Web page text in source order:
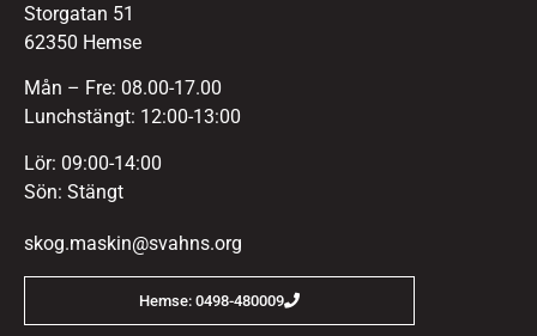
Storgatan 51
62350 Hemse
Mån – Fre: 08.00-17.00
Lunchstängt: 12:00-13:00
Lör: 09:00-14:00
Sön: Stängt
skog.maskin@svahns.org
Hemse: 0498-480009